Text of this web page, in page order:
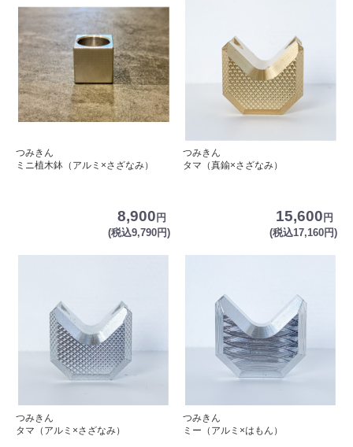
つみきん
ミニ植木鉢（アルミ×さざなみ）
8,900 円
(税込9,790円)
つみきん
タマ（真鍮×さざなみ）
15,600 円
(税込17,160円)
つみきん
タマ（アルミ×さざなみ）
つみきん
ミー（アルミ×はもん）